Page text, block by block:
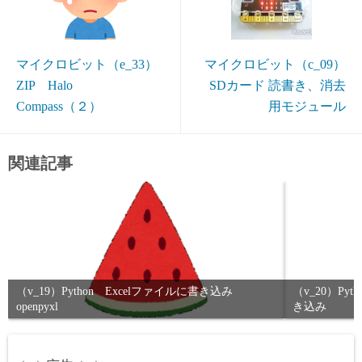
マイクロビット（e_33）
ZIP Halo
Compass（２）
マイクロビット（c_09）
SDカード 読書き、消去
用モジュール
関連記事
（v_19）Python Excelファイルに書き込み
openpyxl
（v_20）
き込み